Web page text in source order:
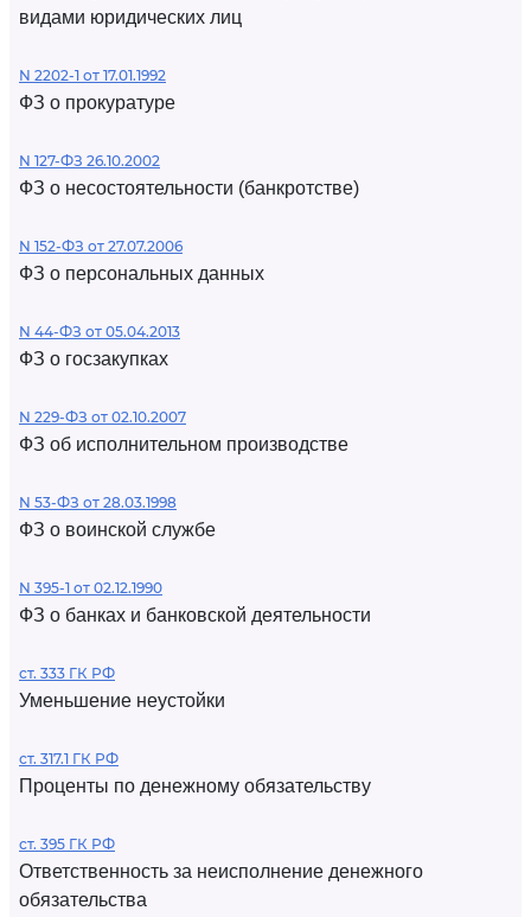
видами юридических лиц
N 2202-1 от 17.01.1992
ФЗ о прокуратуре
N 127-ФЗ 26.10.2002
ФЗ о несостоятельности (банкротстве)
N 152-ФЗ от 27.07.2006
ФЗ о персональных данных
N 44-ФЗ от 05.04.2013
ФЗ о госзакупках
N 229-ФЗ от 02.10.2007
ФЗ об исполнительном производстве
N 53-ФЗ от 28.03.1998
ФЗ о воинской службе
N 395-1 от 02.12.1990
ФЗ о банках и банковской деятельности
ст. 333 ГК РФ
Уменьшение неустойки
ст. 317.1 ГК РФ
Проценты по денежному обязательству
ст. 395 ГК РФ
Ответственность за неисполнение денежного
обязательства